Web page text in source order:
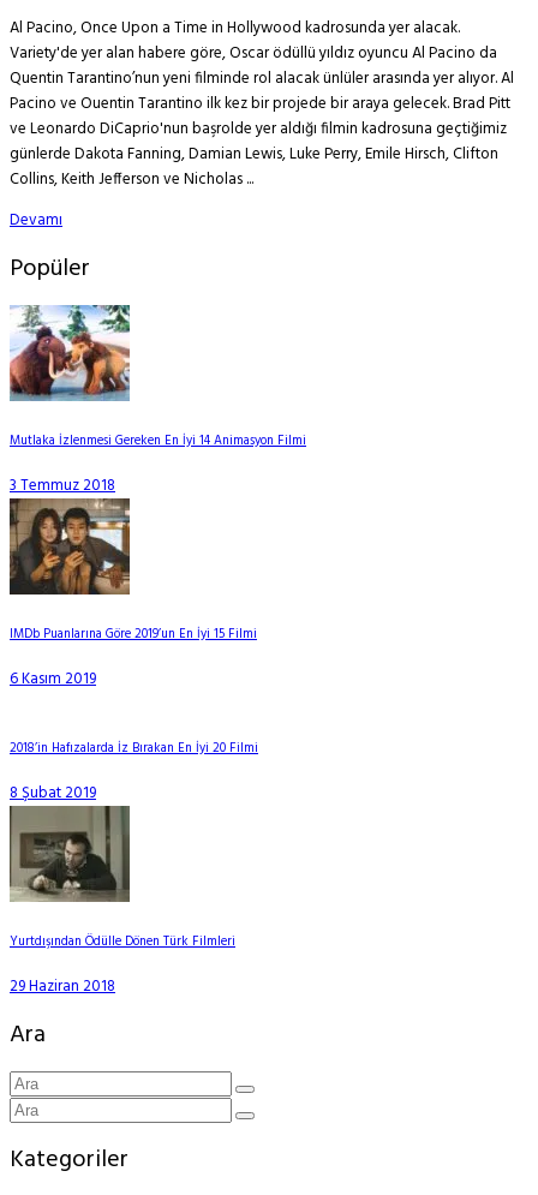
Al Pacino, Once Upon a Time in Hollywood kadrosunda yer alacak.
Variety'de yer alan habere göre, Oscar ödüllü yıldız oyuncu Al Pacino da
Quentin Tarantino’nun yeni filminde rol alacak ünlüler arasında yer alıyor. Al
Pacino ve Ouentin Tarantino ilk kez bir projede bir araya gelecek. Brad Pitt
ve Leonardo DiCaprio'nun başrolde yer aldığı filmin kadrosuna geçtiğimiz
günlerde Dakota Fanning, Damian Lewis, Luke Perry, Emile Hirsch, Clifton
Collins, Keith Jefferson ve Nicholas ...
Devamı
Popüler
Mutlaka İzlenmesi Gereken En İyi 14 Animasyon Filmi
3 Temmuz 2018
IMDb Puanlarına Göre 2019’un En İyi 15 Filmi
6 Kasım 2019
2018’in Hafızalarda İz Bırakan En İyi 20 Filmi
8 Şubat 2019
Yurtdışından Ödülle Dönen Türk Filmleri
29 Haziran 2018
Ara
Kategoriler